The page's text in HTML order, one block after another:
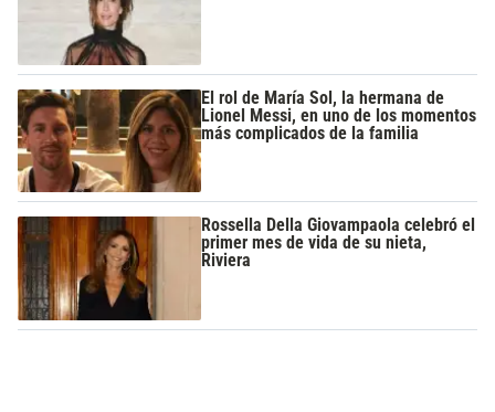
El rol de María Sol, la hermana de
Lionel Messi, en uno de los momentos
más complicados de la familia
Rossella Della Giovampaola celebró el
primer mes de vida de su nieta,
Riviera